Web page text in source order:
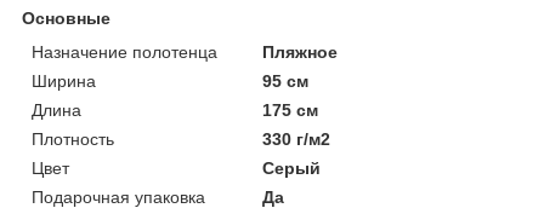
Основные
Назначение полотенца
Пляжное
Ширина
95 см
Длина
175 см
Плотность
330 г/м2
Цвет
Серый
Подарочная упаковка
Да